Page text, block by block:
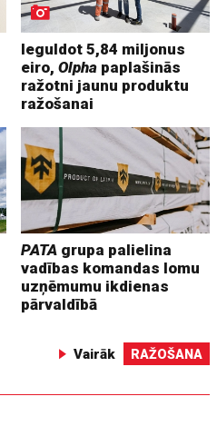
Ieguldot 5,84 miljonus
eiro,Olpha paplašinās
ražotni jaunu produktu
ražošanai
PATA grupa palielina
vadības komandas lomu
uzņēmumu ikdienas
pārvaldībā
Vairāk RAŽOŠANA